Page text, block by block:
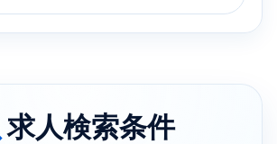
求人検索条件